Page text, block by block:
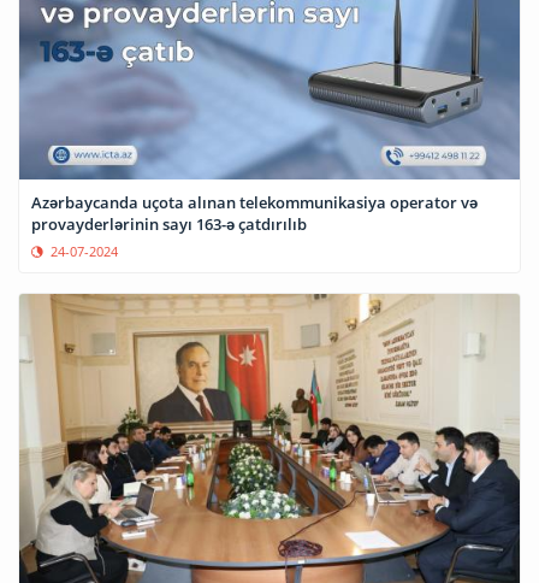
Azərbaycanda uçota alınan telekommunikasiya operator və
provayderlərinin sayı 163-ə çatdırılıb
24-07-2024